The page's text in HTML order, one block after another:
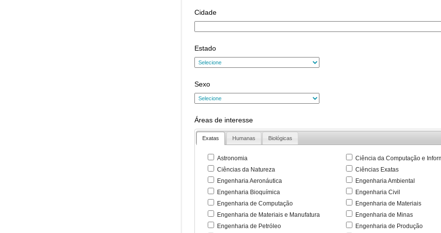
Cidade
Estado
Sexo
Áreas de interesse
Exatas Humanas Biológicas
Astronomia
Ciência da Computação e
Ciências da Natureza
Ciências Exatas
Engenharia Aeronáutica
Engenharia Ambiental
Engenharia Bioquímica
Engenharia Civil
Engenharia de Computação
Engenharia de Materiais
Engenharia de Materiais e Manufatura
Engenharia de Minas
Engenharia de Petróleo
Engenharia de Produção